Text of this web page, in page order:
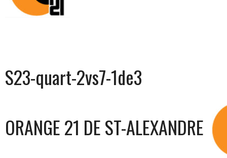
S23-quart-2vs7-1de3
ORANGE 21 DE ST-ALEXANDRE